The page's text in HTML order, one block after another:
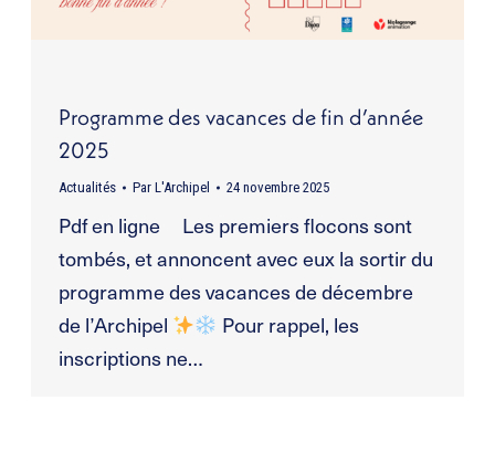
Programme des vacances de fin d’année
2025
Actualités Par L'Archipel 24 novembre 2025
Pdf en ligne Les premiers flocons sont
tombés, et annoncent avec eux la sortir du
programme des vacances de décembre
de l’Archipel
Pour rappel, les
inscriptions ne…